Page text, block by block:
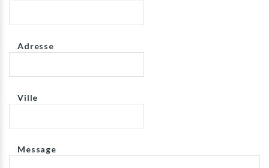
Adresse
Ville
Message